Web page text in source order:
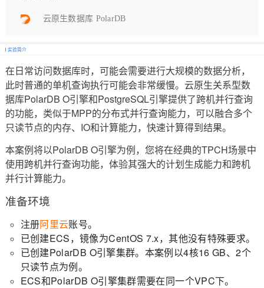
云原生数据库 PolarDB
实验简介
在日常访问数据库时，可能会需要进行大规模的数据分析，
此时普通的单机查询执行可能会非常缓慢。云原生关系型数
据库PolarDB O引擎和PostgreSQL引擎提供了跨机并行查询
的功能，类似于MPP的分布式并行查询能力，可以融合多个
只读节点的内存、IO和计算能力，快速计算得到结果。
本案例将以PolarDB O引擎为例，您将在经典的TPCH场景中
使用跨机并行查询功能，体验其强大的计划生成能力和跨机
并行计算能力。
准备环境
注册阿里云账号。
已创建ECS，镜像为CentOS 7.x，其他没有特殊要求。
已创建PolarDB O引擎集群。本案例以4核16 GB、2个
只读节点为例。
ECS和PolarDB O引擎集群需要在同一个VPC下。